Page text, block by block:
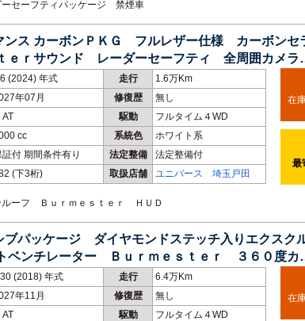
セーフティパッケージ 禁煙車
ス カーボンＰＫＧ フルレザー仕様 カーボンセ
ｅｒサウンド レーダーセーフティ 全周囲カメ
(2024) 年式 走行
1.6万Km
年07月 修復歴
無し
AT 駆動
フルタイム４WD
cc 系統色
ホワイト系
証付 期間条件有り 法定整備
法定整備付
(下3桁) 取扱店舗 ユニバース 埼玉戸田
ーフ Ｂｕｒｍｅｓｔｅｒ ＨＵＤ
在
最
ブパッケージ ダイヤモンドステッチ入りエクスク
ベンチレーター Ｂｕｒｍｅｓｔｅｒ ３６０度カ
(2018) 年式 走行
6.4万Km
年11月 修復歴
無し
AT 駆動
フルタイム４WD
在